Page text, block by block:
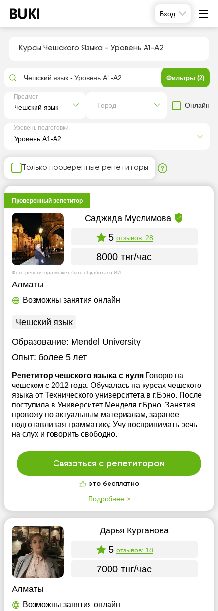
Вход
Курсы Чешского Языка - Уровень А1-А2
Только проверенные репетиторы
Проверенный репетитор
Саджида Муслимова
5 отзывов: 28
8000 тнг/час
Фото репетитора может быть обработано ИИ
Алматы
Возможны занятия онлайн
Чешский язык
Образование: Mendel University
Опыт: более 5 лет
Репетитор чешского языка с нуля Говорю на
чешском с 2012 года. Обучалась на курсах чешского
языка от Технического университета в г.Брно. После
поступила в Университет Менделя г.Брно. Занятия
провожу по актуальным материалам, заранее
подготавливая грамматику. Учу воспринимать речь
на слух и говорить свободно.
Связаться с репетитором
это бесплатно
Подробнее
Дарья Курганова
5 отзывов: 18
7000 тнг/час
Алматы
Возможны занятия онлайн
Чешский язык - Уровень А1-А2 Фильтры (2)
Предмет
Город Онлайн
Уровень подготовки